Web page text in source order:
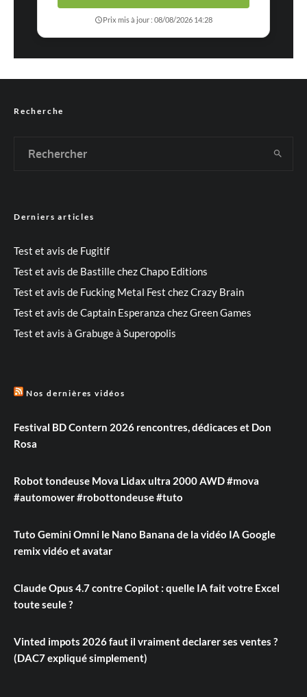
Prix mis à jour : 08/08/2026 14:28
Recherche
Derniers articles
Test et avis de Fugitif
Test et avis de Bastille chez Chapo Editions
Test et avis de Fucking Metal Fest chez Crazy Brain
Test et avis de Captain Esperanza chez Green Games
Test et avis à Grabuge à Superopolis
Nos dernières vidéos
Festival BD Contern 2026 rencontres, dédicaces et Don
Rosa
Robot tondeuse Mova Lidax ultra 2000 AWD #mova
#automower #robottondeuse #tuto
Tuto Gemini Omni le Nano Banana de la vidéo IA Google
remix vidéo et avatar
Claude Opus 4.7 contre Copilot : quelle IA fait votre Excel
toute seule ?
Vinted impots 2026 faut il vraiment declarer ses ventes ?
(DAC7 expliqué simplement)